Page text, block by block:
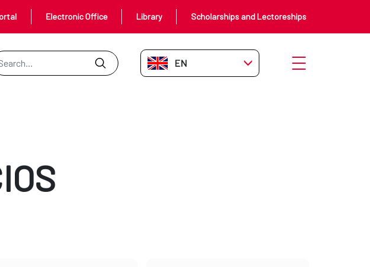
Electronic Office Library Scholarships and Lectoreships
Bar
EN-GB Open menu